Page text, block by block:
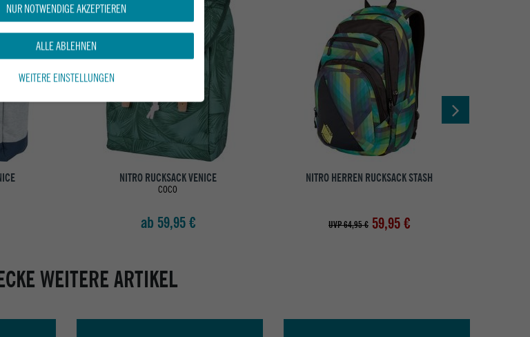
NITRO RUCKSACK VENICE
COCO
ab 59,95 €
NITRO HERREN RUCKSACK STASH
UVP 64,95 € 59,95 €
WEITERE ARTIKEL
NUR NOTWENDIGE AKZEPTIEREN
ALLE ABLEHNEN
WEITERE EINSTELLUNGEN